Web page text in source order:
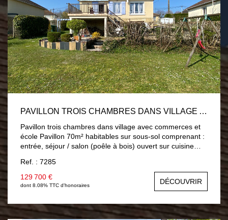
PAVILLON TROIS CHAMBRES DANS VILLAGE AVEC COMMERCES ET ÉCOLE
Pavillon trois chambres dans village avec commerces et
école Pavillon 70m² habitables sur sous-sol comprenant :
entrée, séjour / salon (poêle à bois) ouvert sur cuisine
placard, salle d'eau et wc. Double vitrage PVC, chauffage
central fuel. Sous-sol complet : garage, buanderie et une
cave. Terrain 689 m² clos avec portail électrique.
Ref. : 7285
129 700 €
dont 8.08% TTC d'honoraires DÉCOUVRIR